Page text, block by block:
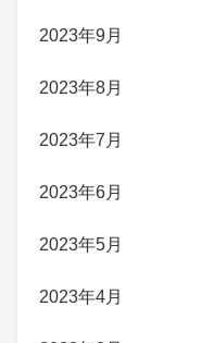
2023年9月
2023年8月
2023年7月
2023年6月
2023年5月
2023年4月